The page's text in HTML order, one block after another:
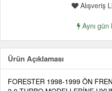
Alışveriş
Aynı
Ürün Açıklaması
FORESTER 1998-1999 ÖN